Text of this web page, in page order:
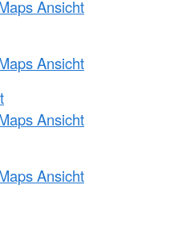
Ansicht
Ansicht
Ansicht
Ansicht